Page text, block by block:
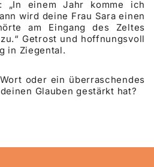
„In einem Jahr komme ich
wird deine Frau Sara einen
am Eingang des Zeltes
Getrost und hoffnungsvoll
in Ziegental.
oder ein überraschendes
Glauben gestärkt hat?